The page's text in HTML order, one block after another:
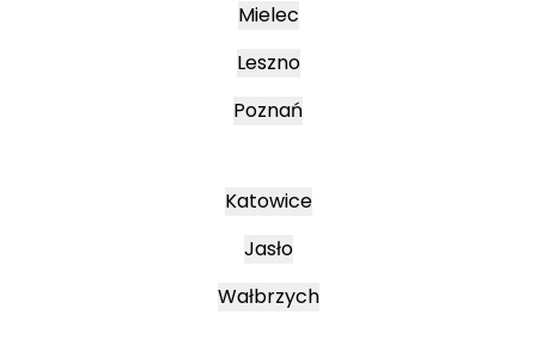
Mielec
Leszno
Poznań
Katowice
Jasło
Wałbrzych